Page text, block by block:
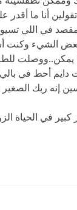
أنا ما أقدر
في اللي
بعض الشيء
يمكن..ووصلت
أحط في بالي
إنه ربك
في الحياة